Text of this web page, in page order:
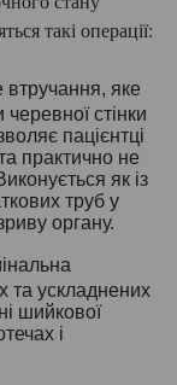
такі операції:
втручання, яке
стінки
пацієнтці
практично не
як із
труб у
органу.
та ускладнених
шийкової
і